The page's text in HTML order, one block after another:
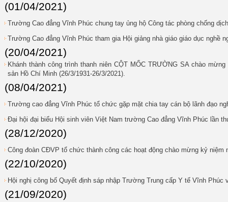
(01/04/2021)
Trường Cao đẳng Vĩnh Phúc chung tay ủng hộ Công tác phòng chống
Trường Cao đẳng Vĩnh Phúc tham gia Hội giảng nhà giáo giáo dục nghề
(20/04/2021)
Khánh thành công trình thanh niên CỘT MỐC TRƯỜNG SA chào
sản Hồ Chí Minh (26/3/1931-26/3/2021).
(08/04/2021)
Trường cao đẳng Vĩnh Phúc tổ chức gặp mặt chia tay cán bộ lãnh đạo
Đại hội đại biểu Hội sinh viên Việt Nam trường Cao đẳng Vĩnh Phúc lần
(28/12/2020)
Công đoàn CĐVP tổ chức thành công các hoạt động chào mừng kỷ niệm
(22/10/2020)
Hội nghị công bố Quyết định sáp nhập Trường Trung cấp Y tế Vĩnh
(21/09/2020)